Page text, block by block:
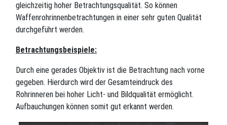
gleichzeitig hoher Betrachtungsqualität. So können
Waffenrohrinnenbetrachtungen in einer sehr guten Qualität
durchgeführt werden.
Betrachtungsbeispiele:
Durch eine gerades Objektiv ist die Betrachtung nach vorne
gegeben. Hierdurch wird der Gesamteindruck des
Rohrinneren bei hoher Licht- und Bildqualität ermöglicht.
Aufbauchungen können somit gut erkannt werden.